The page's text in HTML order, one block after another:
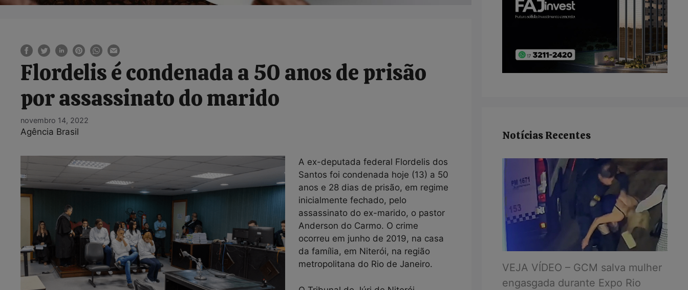
Flordelis é condenada a 50 anos de prisão
por assassinato do marido
novembro 14, 2022
Agência Brasil
A ex-deputada federal Flordelis dos
Santos foi condenada hoje (13) a 50
anos e 28 dias de prisão, em regime
inicialmente fechado, pelo
assassinato do ex-marido, o pastor
Anderson do Carmo. O crime
ocorreu em junho de 2019, na casa
da família, em Niterói, na região
metropolitana do Rio de Janeiro.
Notícias Recentes
VEJA VÍDEO – GCM salva mulher
engasgada durante Expo Rio